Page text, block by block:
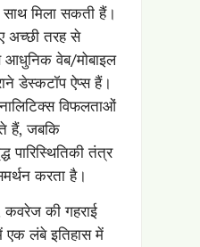
मिला सकती हैं।
अच्छी तरह से
वेब/मोबाइल
डेस्कटॉप ऐप्स हैं।
विफलताओं
हैं, जबकि
पारिस्थितिकी तंत्र
करता है।
कवरेज की गहराई
एक लंबे इतिहास में